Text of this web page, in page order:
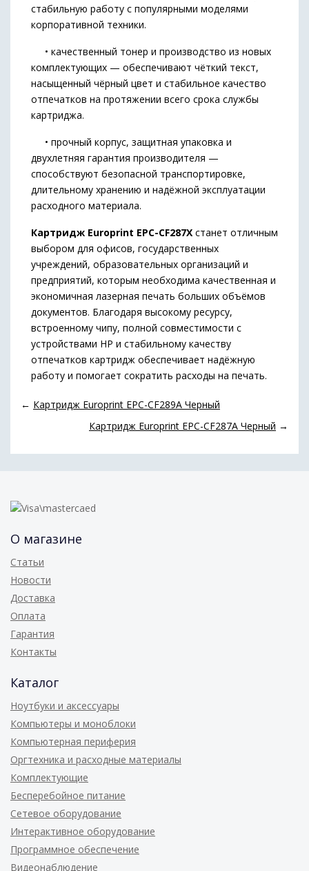
стабильную работу с популярными моделями
корпоративной техники.
• качественный тонер и производство из новых
комплектующих — обеспечивают чёткий текст,
насыщенный чёрный цвет и стабильное качество
отпечатков на протяжении всего срока службы
картриджа.
• прочный корпус, защитная упаковка и
двухлетняя гарантия производителя —
способствуют безопасной транспортировке,
длительному хранению и надёжной эксплуатации
расходного материала.
Картридж Europrint EPC-CF287X станет отличным
выбором для офисов, государственных
учреждений, образовательных организаций и
предприятий, которым необходима качественная и
экономичная лазерная печать больших объёмов
документов. Благодаря высокому ресурсу,
встроенному чипу, полной совместимости с
устройствами HP и стабильному качеству
отпечатков картридж обеспечивает надёжную
работу и помогает сократить расходы на печать.
← Картридж Europrint EPC-CF289A Черный
Картридж Europrint EPC-CF287A Черный →
О магазине
Статьи
Новости
Доставка
Оплата
Гарантия
Контакты
Каталог
Ноутбуки и аксессуары
Компьютеры и моноблоки
Компьютерная периферия
Оргтехника и расходные материалы
Комплектующие
Бесперебойное питание
Сетевое оборудование
Интерактивное оборудование
Программное обеспечение
Видеонаблюдение